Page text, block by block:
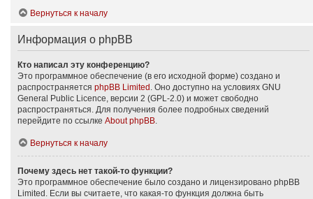
Вернуться к началу
Информация о phpBB
Кто написал эту конференцию?
Это программное обеспечение (в его исходной форме) создано и
распространяется phpBB Limited . Оно доступно на условиях GNU
General Public Licence, версии 2 (GPL-2.0) и может свободно
распространяться. Для получения более подробных сведений
перейдите по ссылке About phpBB.
Вернуться к началу
Почему здесь нет такой-то функции?
Это программное обеспечение было создано и лицензировано phpBB
Limited. Если вы считаете, что какая-то функция должна быть